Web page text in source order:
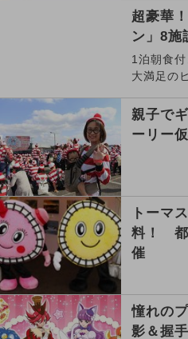
超豪華
ン」8施
1泊朝食
大満足の
親子で
ーリー
トーマ
料！ 都
催
憧れの
影＆握